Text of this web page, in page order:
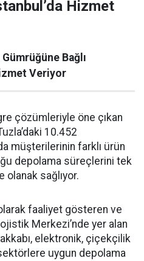
Hizmet
Bağlı
Veriyor
çözümleriyle öne çıkan
10.452
müşterilerinin farklı ürün
depolama süreçlerini tek
sağlıyor.
faaliyet gösteren ve
Merkezi’nde yer alan
elektronik, çiçekçilik
uygun depolama